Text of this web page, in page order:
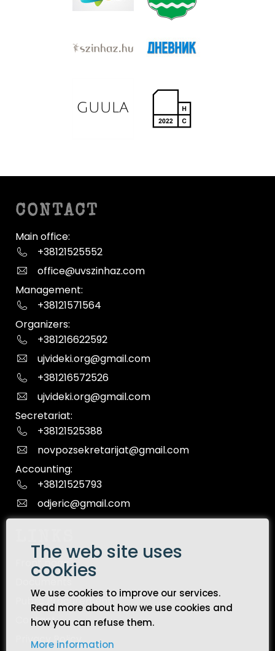
The web site uses
cookies
We use cookies to improve our services.
Read more about how we use cookies and
how you can refuse them.
More information
CONTACT
Main office:
+38121525552
office@uvszinhaz.com
Management:
+38121571564
Organizers:
+381216622592
ujvideki.org@gmail.com
+381216572526
ujvideki.org@gmail.com
Secretariat:
+38121525388
novpozsekretarijat@gmail.com
Accounting:
+38121525793
odjeric@gmail.com
Front page
Public Procurement
Contact
Privacy Policy